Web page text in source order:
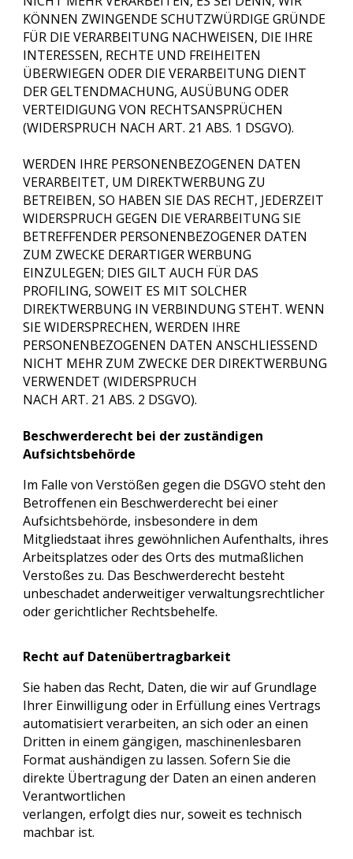
KÖNNEN ZWINGENDE SCHUTZWÜRDIGE GRÜNDE
FÜR DIE VERARBEITUNG NACHWEISEN, DIE IHRE
INTERESSEN, RECHTE UND FREIHEITEN
ÜBERWIEGEN ODER DIE VERARBEITUNG DIENT
DER GELTENDMACHUNG, AUSÜBUNG ODER
VERTEIDIGUNG VON RECHTSANSPRÜCHEN
(WIDERSPRUCH NACH ART. 21 ABS. 1 DSGVO).
WERDEN IHRE PERSONENBEZOGENEN DATEN
VERARBEITET, UM DIREKTWERBUNG ZU
BETREIBEN, SO HABEN SIE DAS RECHT, JEDERZEIT
WIDERSPRUCH GEGEN DIE VERARBEITUNG SIE
BETREFFENDER PERSONENBEZOGENER DATEN
ZUM ZWECKE DERARTIGER WERBUNG
EINZULEGEN; DIES GILT AUCH FÜR DAS
PROFILING, SOWEIT ES MIT SOLCHER
DIREKTWERBUNG IN VERBINDUNG STEHT. WENN
SIE WIDERSPRECHEN, WERDEN IHRE
PERSONENBEZOGENEN DATEN ANSCHLIESSEND
NICHT MEHR ZUM ZWECKE DER DIREKTWERBUNG
VERWENDET (WIDERSPRUCH
NACH ART. 21 ABS. 2 DSGVO).
Beschwerderecht bei der zuständigen
Aufsichtsbehörde
Im Falle von Verstößen gegen die DSGVO steht den
Betroffenen ein Beschwerderecht bei einer
Aufsichtsbehörde, insbesondere in dem
Mitgliedstaat ihres gewöhnlichen Aufenthalts, ihres
Arbeitsplatzes oder des Orts des mutmaßlichen
Verstoßes zu. Das Beschwerderecht besteht
unbeschadet anderweitiger verwaltungsrechtlicher
oder gerichtlicher Rechtsbehelfe.
Recht auf Datenübertragbarkeit
Sie haben das Recht, Daten, die wir auf Grundlage
Ihrer Einwilligung oder in Erfüllung eines Vertrags
automatisiert verarbeiten, an sich oder an einen
Dritten in einem gängigen, maschinenlesbaren
Format aushändigen zu lassen. Sofern Sie die
direkte Übertragung der Daten an einen anderen
Verantwortlichen
verlangen, erfolgt dies nur, soweit es technisch
machbar ist.